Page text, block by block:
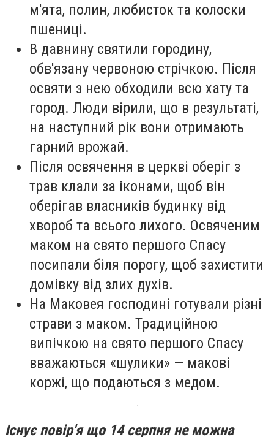
м'ята, полин, любисток та колоски
пшениці.
В давнину святили городину,
обв'язану червоною стрічкою. Після
освяти з нею обходили всю хату та
город. Люди вірили, що в результаті,
на наступний рік вони отримають
гарний врожай.
Після освячення в церкві оберіг з
трав клали за іконами, щоб він
оберігав власників будинку від
хвороб та всього лихого. Освяченим
маком на свято першого Спасу
посипали біля порогу, щоб захистити
домівку від злих духів.
На Маковея господині готували різні
страви з маком. Традиційною
випічкою на свято першого Спасу
вважаються «шулики» — макові
коржі, що подаються з медом.
Існує повір'я що 14 серпня не можна